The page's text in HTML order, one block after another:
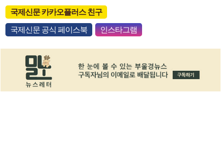
국제신문 카카오플러스 친구
국제신문 공식 페이스북 인스타그램